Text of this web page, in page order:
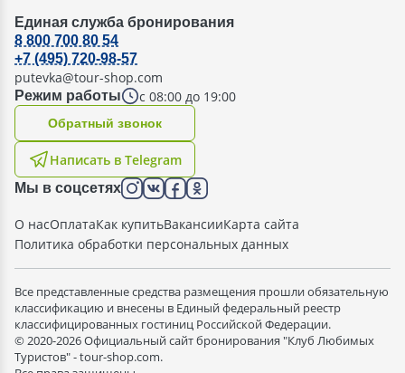
Единая служба бронирования
Режим работы с 08:00 до 19:00
8 800 700 80 54
+7 (495) 720-98-57
putevka@tour-shop.com
Написать в Telegram
Oбратный звонок
Мы в соцсетях
О насОплатаКак купитьВакансииКарта сайта
Политика обработки персональных данных
Все представленные средства размещения прошли обязательную
классификацию и внесены в Единый федеральный реестр
классифицированных гостиниц Российской Федерации.
© 2020-2026 Официальный сайт бронирования "Клуб Любимых
Туристов" - tour-shop.com.